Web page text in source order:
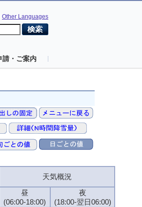
Other Languages
請・ご案内
天気概況
昼
(06:00-18:00)
夜
(18:00-翌日06:00)